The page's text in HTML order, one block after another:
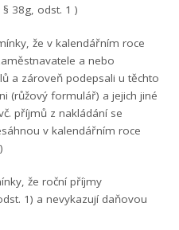
38g, odst. 1 )
že v kalendářním roce
a nebo
a zároveň podepsali u těchto
(růžový formulář) a jejich jiné
příjmů z nakládání se
v kalendářním roce
že roční příjmy
1) a nevykazují daňovou